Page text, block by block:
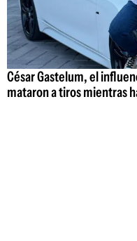
César Gastelum, el
mataron a tiros mientras